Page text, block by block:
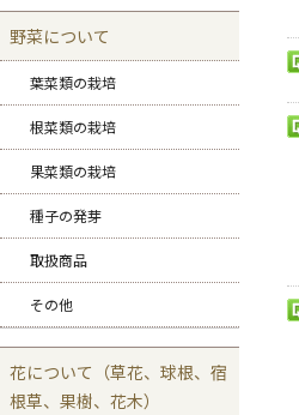
野菜について
葉菜類の栽培
根菜類の栽培
果菜類の栽培
種子の発芽
取扱商品
その他
花について（草花、球根、宿
根草、果樹、花木）